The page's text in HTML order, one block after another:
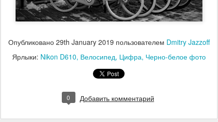
Опубликовано 29th January 2019 пользователем Dmitry Jazzoff
Ярлыки: Nikon D610 Велосипед Цифра Черно-белое фото
0 Добавить комментарий